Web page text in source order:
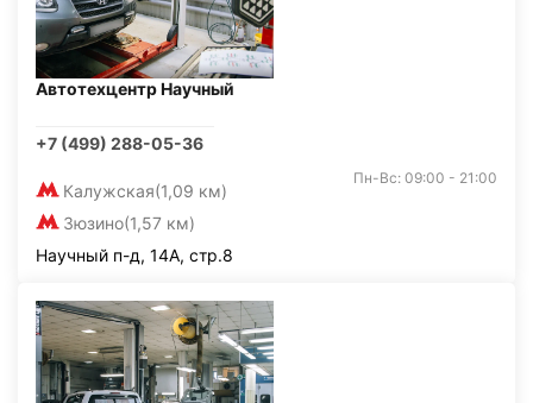
Автотехцентр Научный
+7 (499) 288-05-36
Калужская(1,09 км)
Зюзино(1,57 км)
Пн-Вс: 09:00 - 21:00
Научный п-д, 14А, стр.8